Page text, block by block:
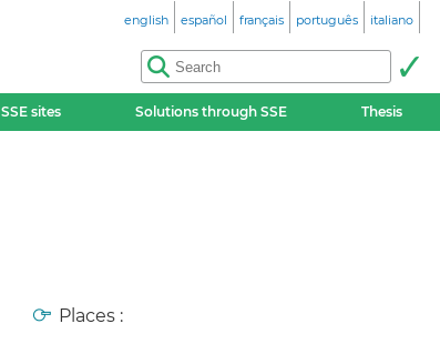
english español français português italiano
SSE sites Solutions through SSE Thesis
Places :